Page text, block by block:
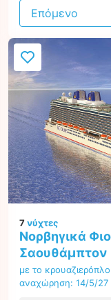
Επόμενο
7νύχτες
Νορβηγικά
Σαουθάμπτον
με το
αναχώρηση: 14/5/27